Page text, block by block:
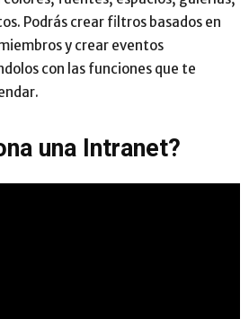
Podrás crear filtros basados en
y crear eventos
con las funciones que te
una Intranet?